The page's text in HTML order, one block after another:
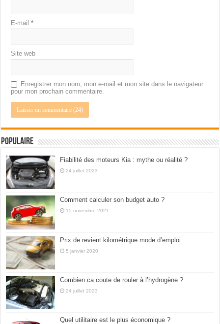
E-mail*
Site web
Enregistrer mon nom, mon e-mail et mon site dans le navigateur
pour mon prochain commentaire.
Populaire
Fiabilité des moteurs Kia : mythe ou réalité ?
24 juillet 2023
Comment calculer son budget auto ?
15 novembre 2021
Prix de revient kilométrique mode d’emploi
5 janvier 2020
Combien ca coute de rouler à l’hydrogène ?
24 juillet 2023
Quel utilitaire est le plus économique ?